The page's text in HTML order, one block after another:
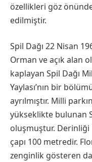
özellikleri göz
edilmiştir.
Spil Dağı 22 Nisan
Orman ve açık alan
kaplayan Spil Dağı
Yaylası’nın bir
ayrılmıştır. Milli
yükseklikte bulunan
oluşmuştur.
çapı 100 metredir.
zenginlik gösteren